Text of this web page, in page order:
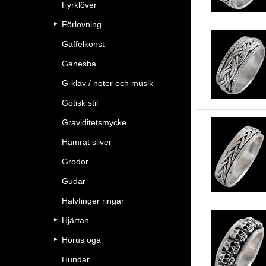
Fyrklöver
Förlovning
Gaffelkonst
Ganesha
G-klav / noter och musik
Gotisk stil
Graviditetsmycke
Hamrat silver
Grodor
Gudar
Halvfinger ringar
Hjärtan
Horus öga
Hundar